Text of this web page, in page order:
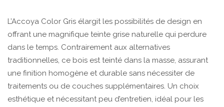
L’Accoya Color Gris élargit les possibilités de design en
offrant une magnifique teinte grise naturelle qui perdure
dans le temps. Contrairement aux alternatives
traditionnelles, ce bois est teinté dans la masse, assurant
une finition homogène et durable sans nécessiter de
traitements ou de couches supplémentaires. Un choix
esthétique et nécessitant peu d’entretien, idéal pour les